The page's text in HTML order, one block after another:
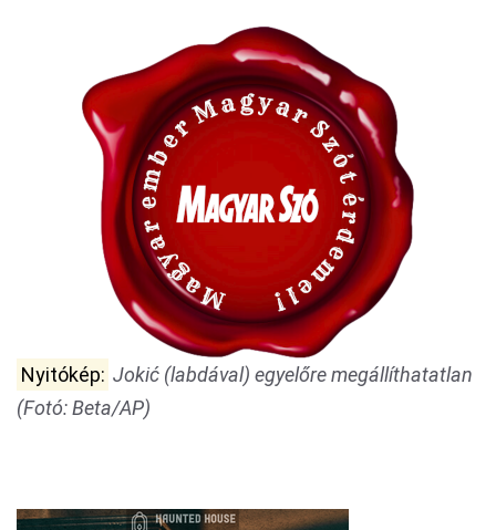
Nyitókép: Jokić (labdával) egyelőre megállíthatatlan
(Fotó: Beta/AP)